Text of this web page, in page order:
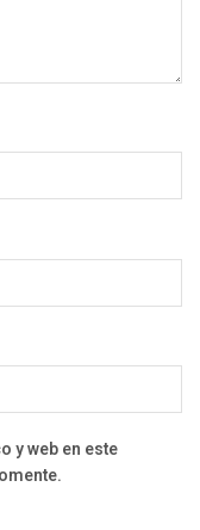
y web en este